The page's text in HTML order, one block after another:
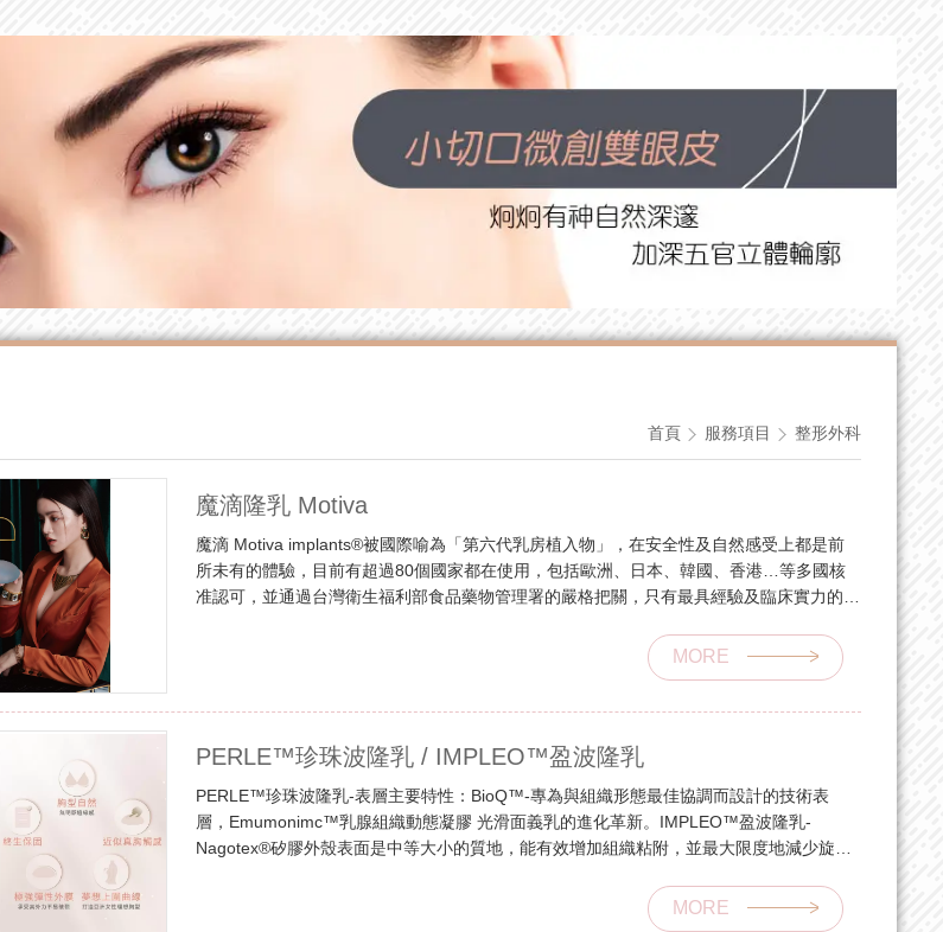
首頁 服務項目 整形外科
魔滴隆乳 Motiva
魔滴 Motiva implants®被國際喻為「第六代乳房植入物」，在安全性及自然感受上都是前
所未有的體驗，目前有超過80個國家都在使用，包括歐洲、日本、韓國、香港…等多國核
准認可，並通過台灣衛生福利部食品藥物管理署的嚴格把關，只有最具經驗及臨床實力的專
MORE
PERLE™珍珠波隆乳 / IMPLEO™盈波隆乳
PERLE™珍珠波隆乳-表層主要特性：BioQ™-專為與組織形態最佳協調而設計的技術表
層，Emumonimc™乳腺組織動態凝膠 光滑面義乳的進化革新。IMPLEO™盈波隆乳-
Nagotex®矽膠外殼表面是中等大小的質地，能有效增加組織粘附，並最大限度地減少旋轉
MORE